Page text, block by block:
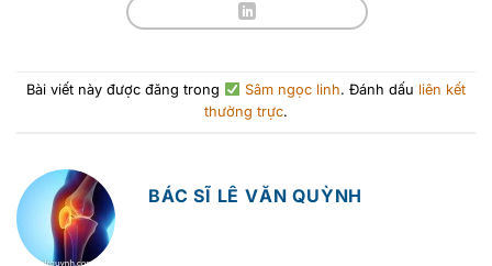
Bài viết này được đăng trong Sâm ngọc linh. Đánh dấu liên kết
thường trực.
BÁC SĨ LÊ VĂN QUỲNH